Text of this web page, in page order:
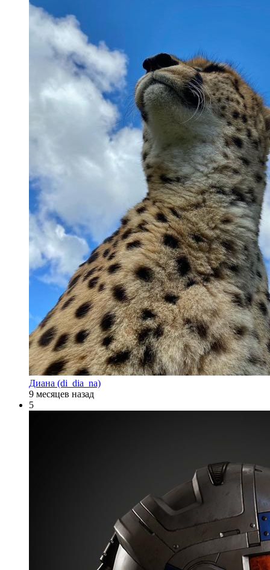
Диана (di_dia_na)
9 месяцев назад
5